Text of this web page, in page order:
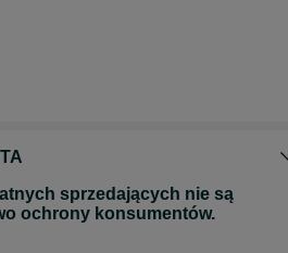
sprzedających nie są
ochrony konsumentów.